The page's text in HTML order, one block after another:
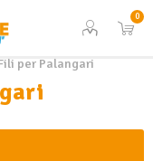
0
per Palangari